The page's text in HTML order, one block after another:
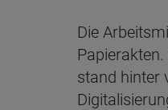
Die
stand hinter